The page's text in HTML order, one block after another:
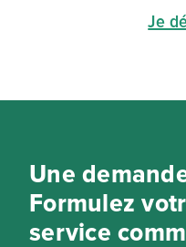
Je
Une
Formulez
service